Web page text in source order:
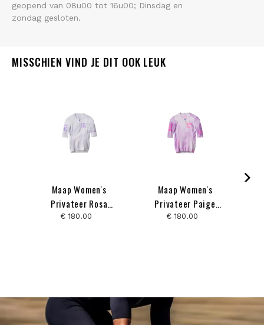
geopend van 08u00 tot 16u00; Dinsdag en
zondag gesloten.
MISSCHIEN VIND JE DIT OOK LEUK
Maap Women's
Privateer Rosa
Kloser Pro Air Jersey
€ 180.00
Maap Women's
Privateer Paige
Onweller Pro Air
€ 180.00